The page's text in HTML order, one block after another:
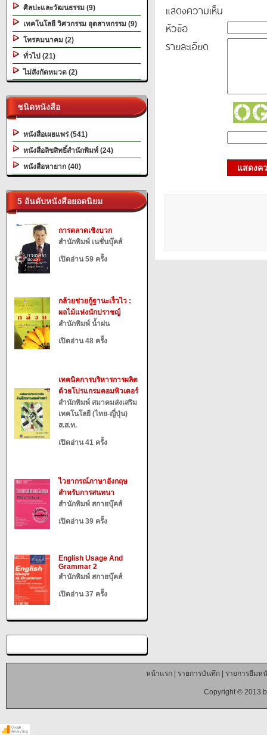
ศิลปะและวัฒนธรรม (9)
เทคโนโลยี วิศวกรรม อุตสาหกรรม (9)
โทรคมนาคม (2)
ทั่วไป (21)
ไม่สังกัดหมวด (2)
ชนิดหนังสือ
หนังสือเผยแพร่ (541)
หนังสือลิขสิทธิ์สำนักพิมพ์ (24)
หนังสือหายาก (40)
5 อันดับหนังสือยอดนิยม
การตลาดเชิงบวก
สำนักพิมพ์ เนชั่นบุ๊คส์
เปิดอ่าน 59 ครั้ง
กล้วยช่วยกู้ฐานะเร็วไว :
ผลไม้แห่งนักปราชญ์
สำนักพิมพ์ น้ำฝน
เปิดอ่าน 48 ครั้ง
เทคนิคการบริหารการผลิต
ด้วยโปรแกรมคอมพิวเตอร์
สำนักพิมพ์ สมาคมส่งเสริม
เทคโนโลยี (ไทย-ญี่ปุ่น)
ส.ส.ท.
เปิดอ่าน 41 ครั้ง
ไวยากรณ์ภาษาอังกฤษ
สำหรับการสนทนา
สำนักพิมพ์ สกายบุ๊คส์
เปิดอ่าน 39 ครั้ง
English Usage And
Grammar 2
สำนักพิมพ์ สกายบุ๊คส์
เปิดอ่าน 37 ครั้ง
แสดงความเห็น
หัวข้อ
รายละเอียด
แสดงค
หน้าแรก| รายการบันทึก| รายการยืมห
Copyright © 2013